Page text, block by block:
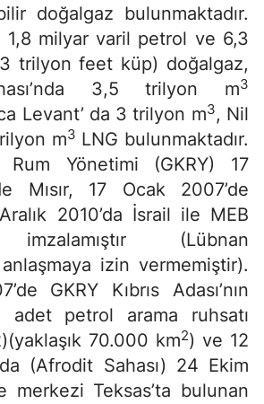
doğalgaz bulunmaktadır.
1,8 milyar varil petrol ve 6,3
trilyon feet küp) doğalgaz,
3,5 trilyon m3
Levant’ da 3 trilyon m3, Nil
m3 LNG bulunmaktadır.
Rum Yönetimi (GKRY) 17
Mısır, 17 Ocak 2007’de
2010’da İsrail ile MEB
imzalamıştır (Lübnan
izin vermemiştir).
GKRY Kıbrıs Adası’nın
adet petrol arama ruhsatı
70.000 km2) ve 12
(Afrodit Sahası) 24 Ekim
merkezi Teksas’ta bulunan